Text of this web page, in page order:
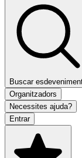
Buscar
Organitzadors
Necessites ajuda?
Entrar